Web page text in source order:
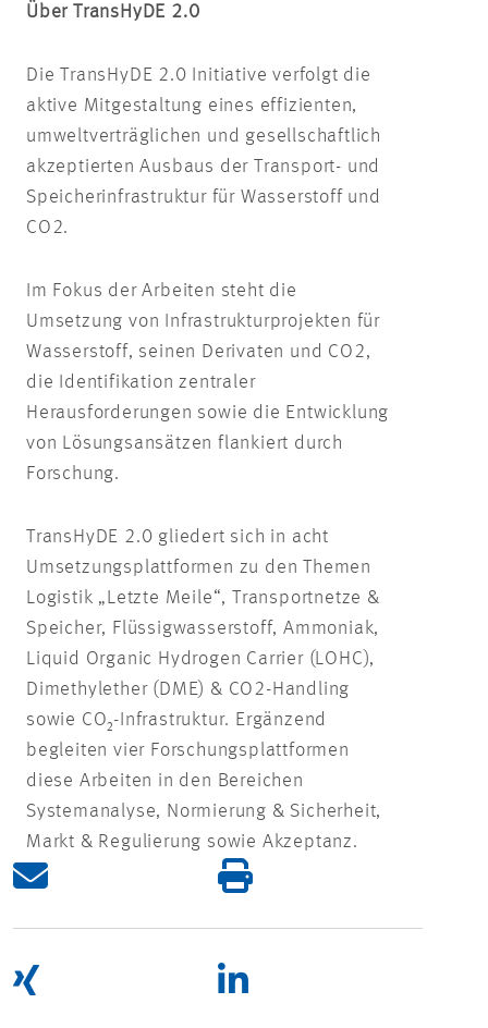
Über TransHyDE 2.0
Die TransHyDE 2.0 Initiative verfolgt die
aktive Mitgestaltung eines effizienten,
umweltverträglichen und gesellschaftlich
akzeptierten Ausbaus der Transport- und
Speicherinfrastruktur für Wasserstoff und
CO2.
Im Fokus der Arbeiten steht die
Umsetzung von Infrastrukturprojekten für
Wasserstoff, seinen Derivaten und CO2,
die Identifikation zentraler
Herausforderungen sowie die Entwicklung
von Lösungsansätzen flankiert durch
Forschung.
TransHyDE 2.0 gliedert sich in acht
Umsetzungsplattformen zu den Themen
Logistik „Letzte Meile“, Transportnetze &
Speicher, Flüssigwasserstoff, Ammoniak,
Liquid Organic Hydrogen Carrier (LOHC),
Dimethylether (DME) & CO2-Handling
sowie CO₂-Infrastruktur. Ergänzend
begleiten vier Forschungsplattformen
diese Arbeiten in den Bereichen
Systemanalyse, Normierung & Sicherheit,
Markt & Regulierung sowie Akzeptanz.